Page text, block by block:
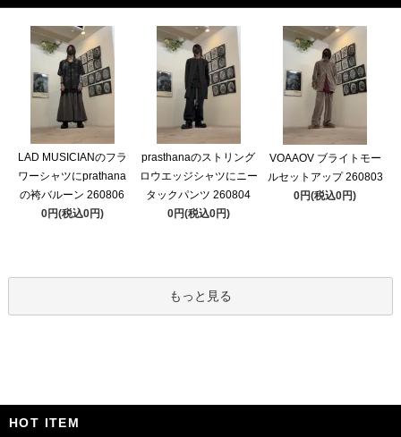
LAD MUSICIANのフラ
ワーシャツにprathana
の袴バルーン 260806
0円(税込0円)
prasthanaのストリング
ロウエッジシャツにニー
タックパンツ 260804
0円(税込0円)
VOAAOV ブライトモー
ルセットアップ 260803
0円(税込0円)
もっと見る
HOT ITEM